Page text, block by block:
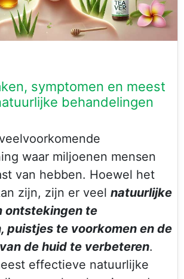
symptomen en meest
behandelingen
waar miljoenen mensen
van hebben. Hoewel het
zijn, zijn er veel natuurlijke
ontstekingen te
puistjes te voorkomen en de
de huid te verbeteren.
effectieve natuurlijke